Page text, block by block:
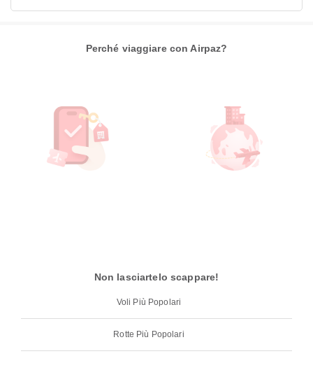
Perché viaggiare con Airpaz?
Non lasciartelo scappare!
Voli Più Popolari
Rotte Più Popolari